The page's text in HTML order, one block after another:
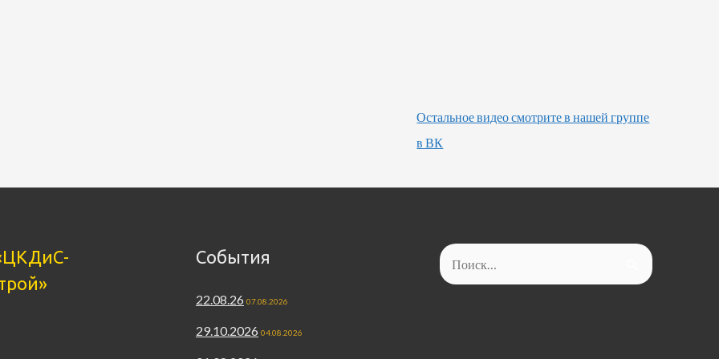
Остальное видео смотрите в нашей группе
в ВК
События
22.08.26 07.08.2026
29.10.2026 04.08.2026